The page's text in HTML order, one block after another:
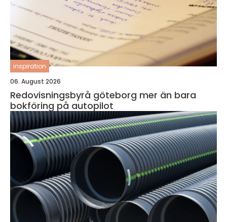
inspiration
06. August 2026
Redovisningsbyrå göteborg mer än bara
bokföring på autopilot